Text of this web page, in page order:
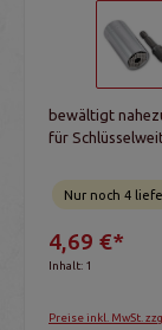
bewältigt
für
Nur noch 4
4,69 €*
Inhalt: 1
Preise inkl. MwSt.